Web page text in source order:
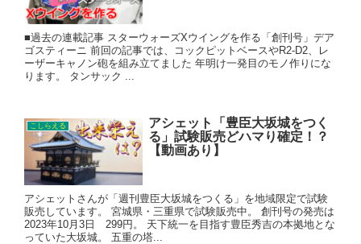
■過去の連載記事 スターウォーズXウイングを作る「創刊号」デア
ゴスティーニ 前回の記事では、コックピットベースやR2-D2、レ
ーザーキャノン砲を組み立てました 年明け一発目のモノ作りにな
ります。 タンサック ...
こしらえる
アシェット「豊臣大坂城をつく
る」試験販売どハマり確定！？
【動画あり】
アシェットさんが「週刊豊臣大坂城をつくる」を地域限定で試験
販売しています。 宮城県・三重県で試験販売中。 創刊号の発売は
2023年10月3日 299円。 天下統一を目指す豊臣秀吉の本拠地とな
っていた大坂城。 五重の塔...